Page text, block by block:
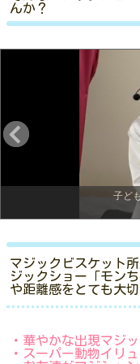
んか？
子ど
マジックビスケット
ジックショー「モン
や距離感をとても大
・華やかな出現マジ
・スーパー動物イリ